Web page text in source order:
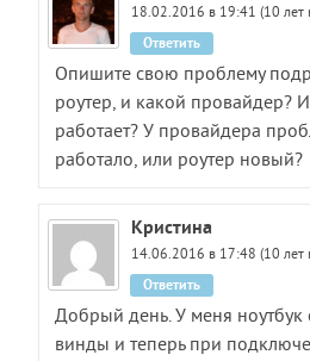
18.02.2016 в 19:41 (10 лет
Опишите свою проблему
роутер, и какой провайдер?
работает? У провайдера
работало, или роутер новый?
Ответить
Кристина
14.06.2016 в 17:48 (10 лет
Добрый день. У меня
винды и теперь при
Ответить